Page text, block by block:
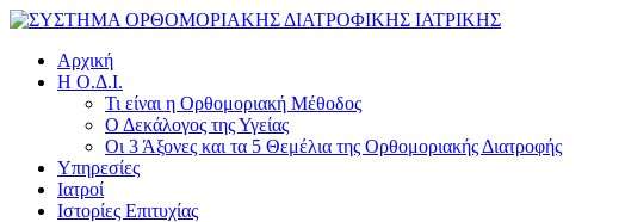
Αρχική
Η Ο.Δ.Ι.
Τι είναι η Ορθομοριακή Μέθοδος
Ο Δεκάλογος της Υγείας
Οι 3 Άξονες και τα 5 Θεμέλια της Ορθομοριακής Διατροφής
Υπηρεσίες
Ιατροί
Ιστορίες Επιτυχίας